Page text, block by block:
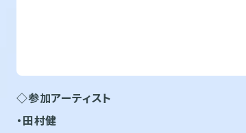
◇参加アーティスト
・田村健